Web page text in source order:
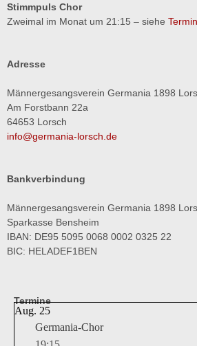
Stimmpuls Chor
Zweimal im Monat um 21:15 – siehe
Adresse
Männergesangsverein Germania 1898
Am Forstbann 22a
64653 Lorsch
info@germania-lorsch.de
Bankverbindung
Männergesangsverein Germania 1898
Sparkasse Bensheim
IBAN: DE95 5095 0068 0002 0325 22
BIC: HELADEF1BEN
Termine
Aug. 25
Germania-Chor